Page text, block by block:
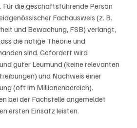
die geschäftsführende Person
Fachausweis (z. B.
und Bewachung, FSB) verlangt,
die nötige Theorie und
sind. Gefordert wird
guter Leumund (keine relevanten
und Nachweis einer
(oft im Millionenbereich).
bei der Fachstelle angemeldet
ersten Einsatz leisten.